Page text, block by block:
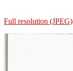
Full resolution (JPEG)